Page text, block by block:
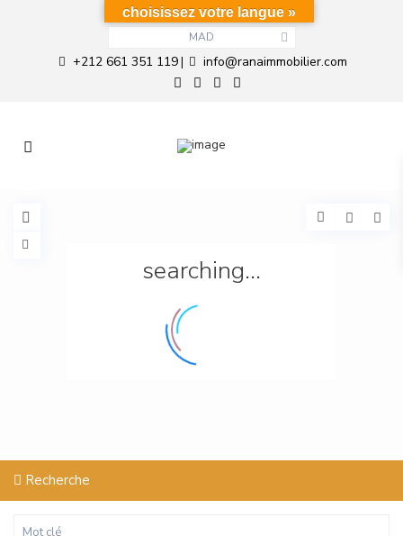
MAD
+212 661 351 119| info@ranaimmobilier.com
searching...
Recherche
choisissez votre langue »